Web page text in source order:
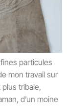
particules
mon travail sur
plus tribale,
d’un moine